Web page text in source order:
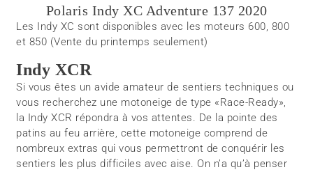
Polaris Indy XC Adventure 137 2020
Les Indy XC sont disponibles avec les moteurs 600, 800
et 850 (Vente du printemps seulement)
Indy XCR
Si vous êtes un avide amateur de sentiers techniques ou
vous recherchez une motoneige de type «Race-Ready»,
la Indy XCR répondra à vos attentes. De la pointe des
patins au feu arrière, cette motoneige comprend de
nombreux extras qui vous permettront de conquérir les
sentiers les plus difficiles avec aise. On n’a qu’à penser